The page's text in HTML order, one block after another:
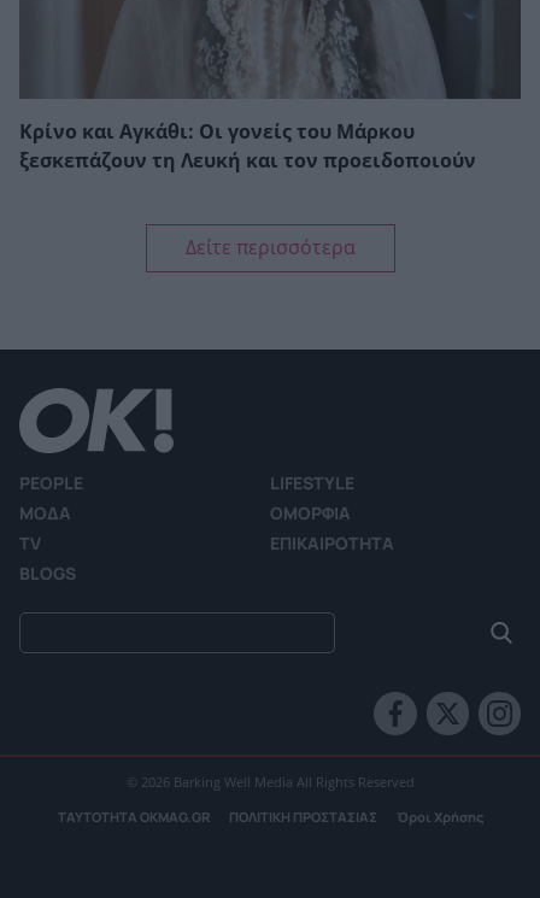
Κρίνο και Αγκάθι: Οι γονείς του Μάρκου
ξεσκεπάζουν τη Λευκή και τον προειδοποιούν
Δείτε περισσότερα
PEOPLE
LIFESTYLE
ΜΟΔΑ
ΟΜΟΡΦΙΑ
TV
ΕΠΙΚΑΙΡΟΤΗΤΑ
BLOGS
© 2026 Barking Well Media All Rights Reserved
ΤΑΥΤΟΤΗΤΑ OKMAG.GR ΠΟΛΙΤΙΚΗ ΠΡΟΣΤΑΣΙΑΣ Όροι Χρήσης